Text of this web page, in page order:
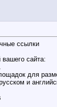
ссылки
вашего сайта:
для
и